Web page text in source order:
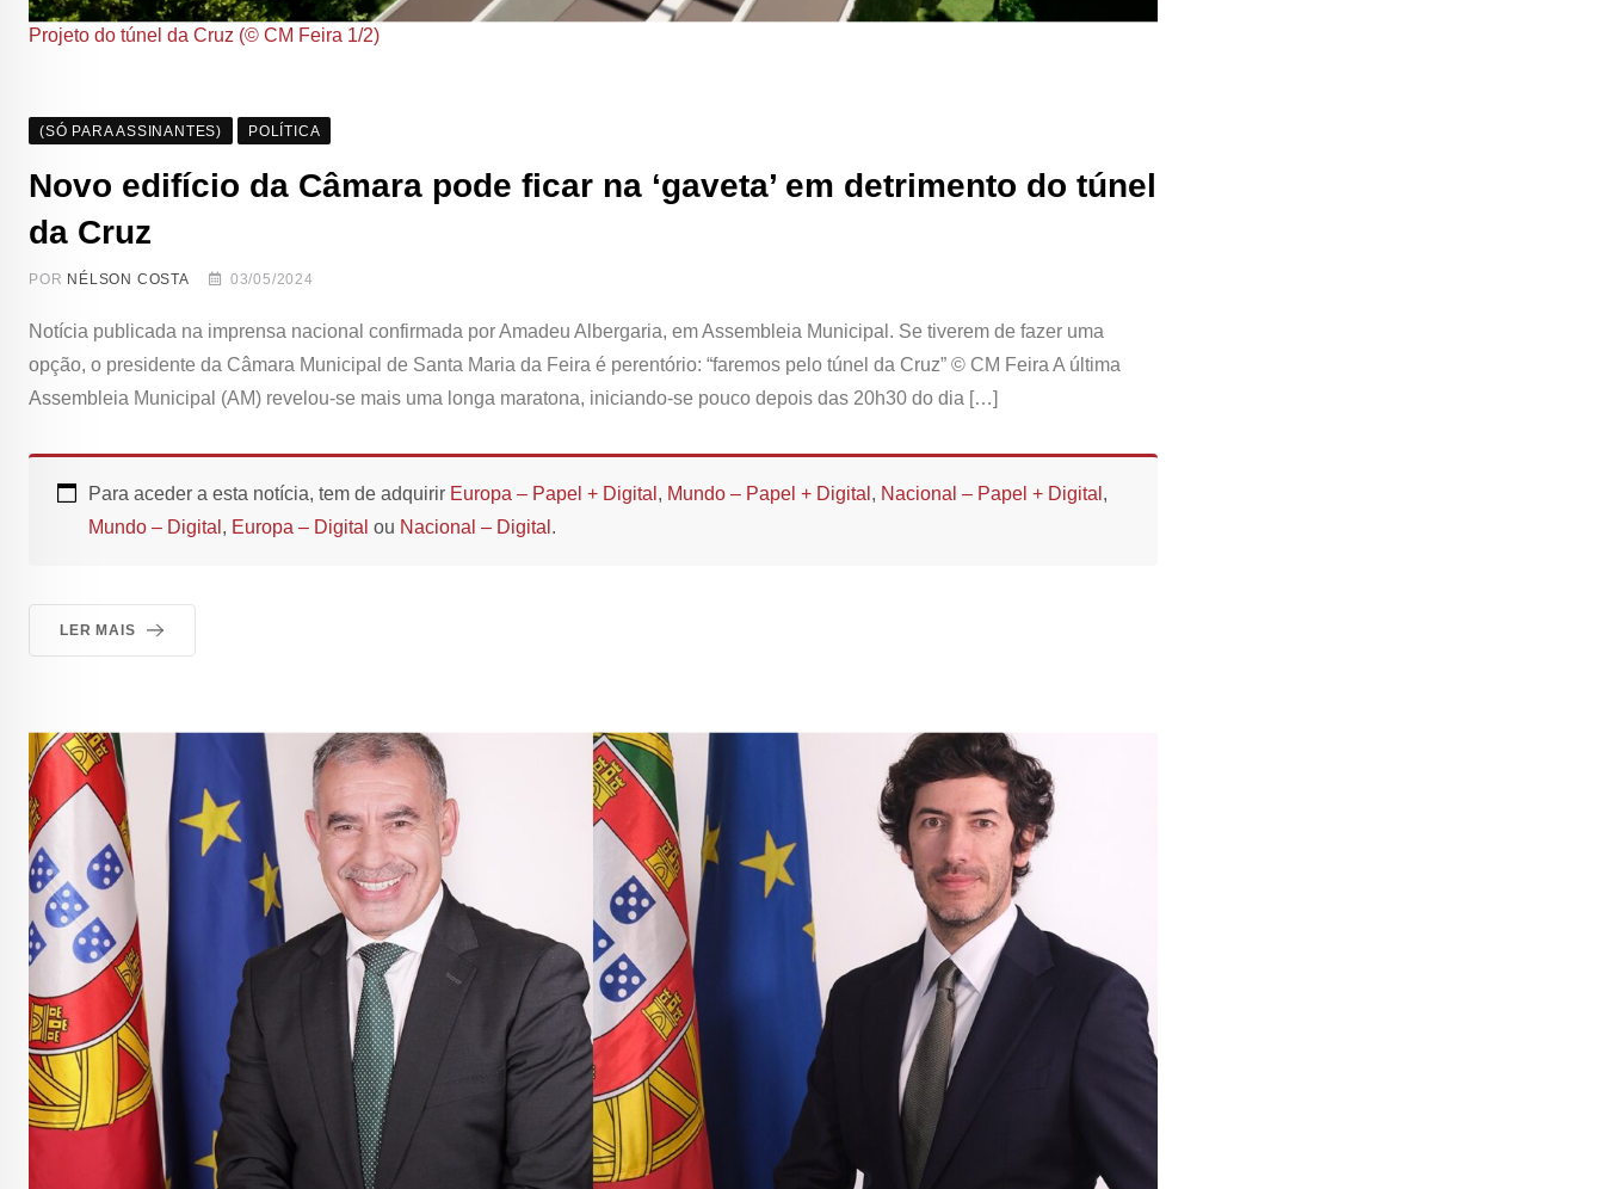
Projeto do túnel da Cruz (© CM Feira 1/2)
(SÓ PARA ASSINANTES) POLÍTICA
Novo edifício da Câmara pode ficar na ‘gaveta’ em detrimento do túnel
da Cruz
POR NÉLSON COSTA 03/05/2024
Notícia publicada na imprensa nacional confirmada por Amadeu Albergaria, em Assembleia Municipal. Se tiverem de fazer uma
opção, o presidente da Câmara Municipal de Santa Maria da Feira é perentório: “faremos pelo túnel da Cruz” © CM Feira A última
Assembleia Municipal (AM) revelou-se mais uma longa maratona, iniciando-se pouco depois das 20h30 do dia […]
Para aceder a esta notícia, tem de adquirir Europa – Papel + Digital , Mundo – Papel + Digital , Nacional – Papel + Digital ,
Mundo – Digital , Europa – Digital ou Nacional – Digital .
LER MAIS